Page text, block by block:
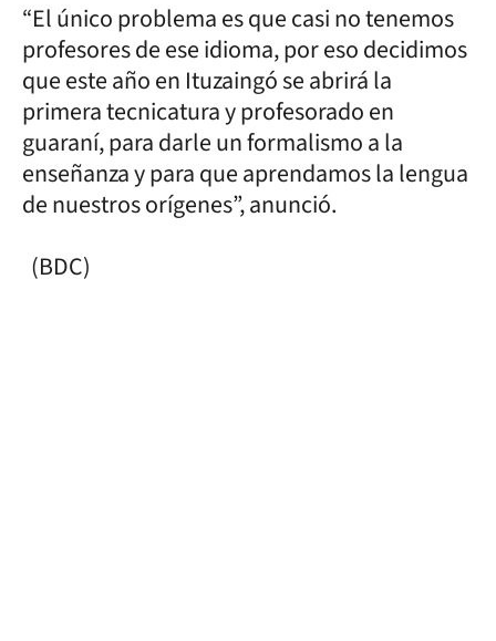
“El único problema es que casi no tenemos
profesores de ese idioma, por eso decidimos
que este año en Ituzaingó se abrirá la
primera tecnicatura y profesorado en
guaraní, para darle un formalismo a la
enseñanza y para que aprendamos la lengua
de nuestros orígenes”, anunció.
(BDC)